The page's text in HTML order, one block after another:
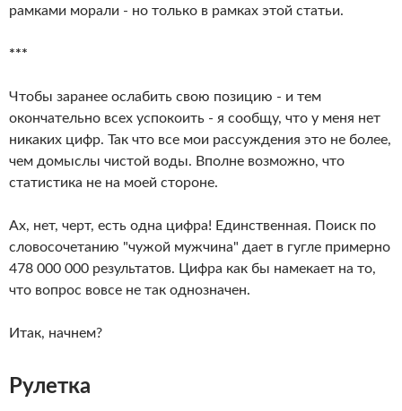
рамками морали - но только в рамках этой статьи.
***
Чтобы заранее ослабить свою позицию - и тем
окончательно всех успокоить - я сообщу, что у меня нет
никаких цифр. Так что все мои рассуждения это не более,
чем домыслы чистой воды. Вполне возможно, что
статистика не на моей стороне.
Ах, нет, черт, есть одна цифра! Единственная. Поиск по
словосочетанию "чужой мужчина" дает в гугле примерно
478 000 000 результатов. Цифра как бы намекает на то,
что вопрос вовсе не так однозначен.
Итак, начнем?
Рулетка